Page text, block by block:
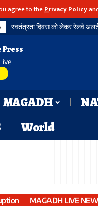
agree to thePrivacy Policy
Press
MAGADH
World
MAGADH LIVE